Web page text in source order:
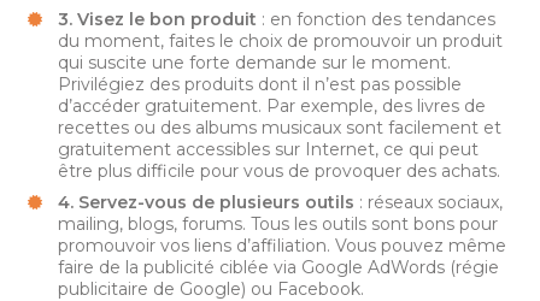
3. Visez le bon produit : en fonction des tendances
du moment, faites le choix de promouvoir un produit
qui suscite une forte demande sur le moment.
Privilégiez des produits dont il n’est pas possible
d’accéder gratuitement. Par exemple, des livres de
recettes ou des albums musicaux sont facilement et
gratuitement accessibles sur Internet, ce qui peut
être plus difficile pour vous de provoquer des achats.
4. Servez-vous de plusieurs outils : réseaux sociaux,
mailing, blogs, forums. Tous les outils sont bons pour
promouvoir vos liens d’affiliation. Vous pouvez même
faire de la publicité ciblée via Google AdWords (régie
publicitaire de Google) ou Facebook.